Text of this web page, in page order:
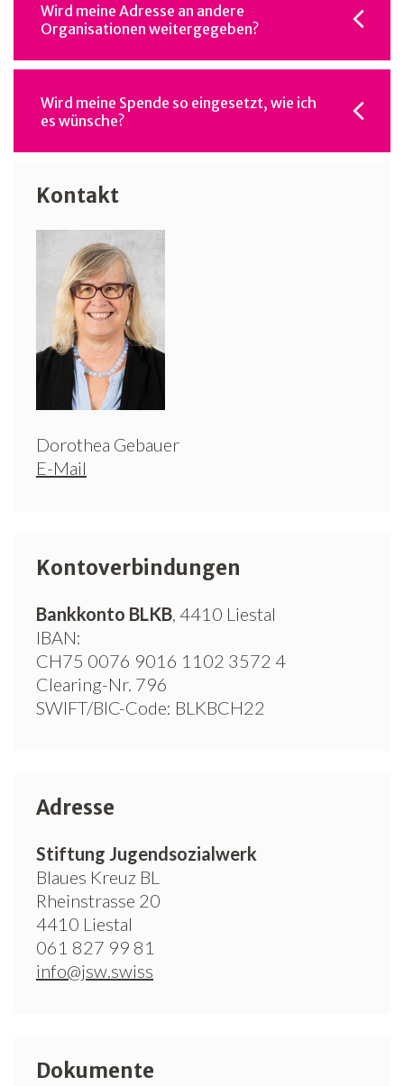
Wird meine Adresse an andere
Organisationen weitergegeben?
Wird meine Spende so eingesetzt, wie ich
es wünsche?
Kontakt
Dorothea Gebauer
E-Mail
Kontoverbindungen
Bankkonto BLKB, 4410 Liestal
IBAN:
CH75 0076 9016 1102 3572 4
Clearing-Nr. 796
SWIFT/BIC-Code: BLKBCH22
Adresse
Stiftung Jugendsozialwerk
Blaues Kreuz BL
Rheinstrasse 20
4410 Liestal
061 827 99 81
info@jsw.swiss
Dokumente